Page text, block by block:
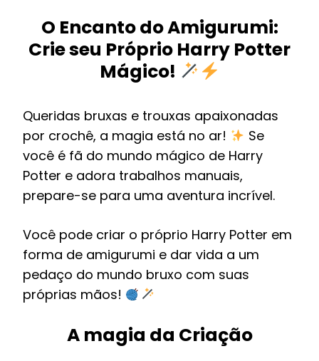
O Encanto do Amigurumi:
Crie seu Próprio Harry Potter
Mágico!
Queridas bruxas e trouxas apaixonadas
por crochê, a magia está no ar!
Se
você é fã do mundo mágico de Harry
Potter e adora trabalhos manuais,
prepare-se para uma aventura incrível.
Você pode criar o próprio Harry Potter em
forma de amigurumi e dar vida a um
pedaço do mundo bruxo com suas
próprias mãos!
A magia da Criação